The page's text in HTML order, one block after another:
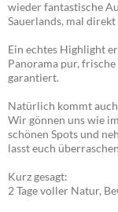
wieder fantastische
Sauerlands, mal
Ein echtes Highlight
Panorama pur,
garantiert.
Natürlich kommt
Wir gönnen uns wie
schönen Spots und
lasst euch
Kurz gesagt:
2 Tage voller Natur,